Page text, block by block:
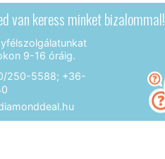
van keress minket bizalommal!
9-16 óráig.
250-5588; +36-